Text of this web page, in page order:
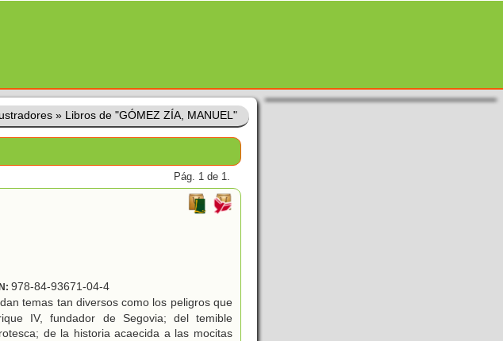
» Libros de "GÓMEZ ZÍA, MANUEL"
Pág. 1 de 1.
978-84-93671-04-4
temas tan diversos como los peligros que
IV, fundador de Segovia; del temible
de la historia acaecida a las mocitas